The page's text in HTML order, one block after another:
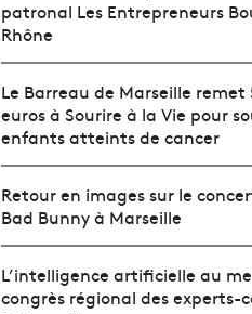
patronal Les Entrepreneurs
Rhône
Le Barreau de Marseille remet
euros à Sourire à la Vie pour
enfants atteints de cancer
Retour en images sur le
Bad Bunny à Marseille
L’intelligence artificielle au
congrès régional des experts-